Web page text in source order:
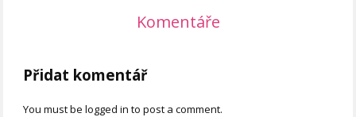
Komentáře
Přidat komentář
You must be logged in to post a comment.